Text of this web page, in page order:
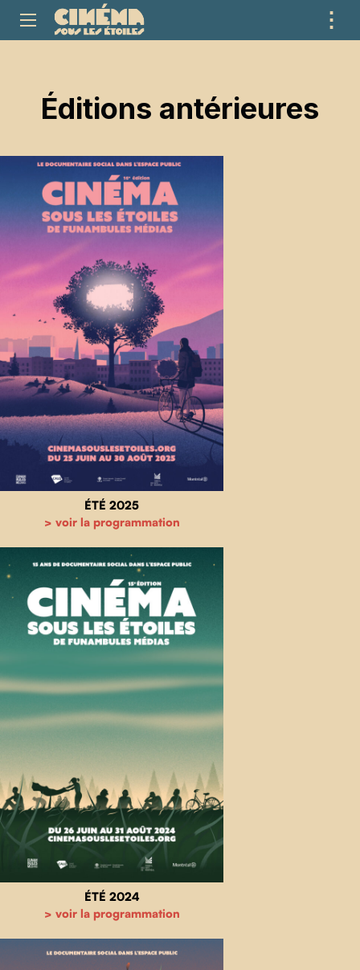
⋮
Éditions antérieures
ÉTÉ 2025
> voir la programmation
ÉTÉ 2024
> voir la programmation